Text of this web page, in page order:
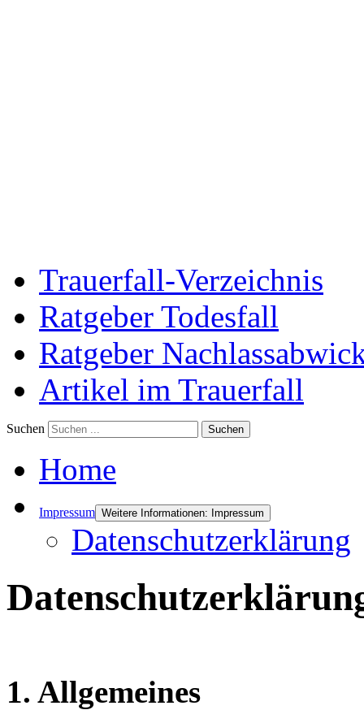
Trauerfall-Verzeichnis
Ratgeber Todesfall
Ratgeber
Artikel im Trauerfall
Suchen Suchen
Home
Impressum Weitere Informationen: Impressum
Datenschutzerklärung
1. Allgemeines